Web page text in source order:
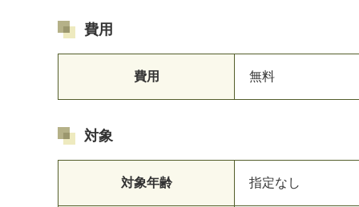
費用
費用 無料
対象
対象年齢 指定なし